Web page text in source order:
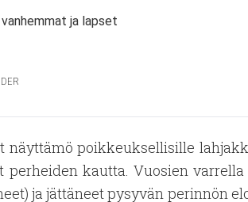
näyttämö poikkeuksellisille
kautta. Vuosien
ja jättäneet pysyvän perinnön